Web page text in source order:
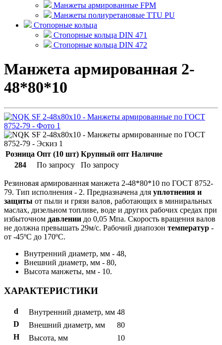
Манжеты армированные FPM
Манжеты полиуретановые TTU PU
Стопорные кольца
Стопорные кольца DIN 471
Стопорные кольца DIN 472
Манжета армированная 2-
48*80*10
Розница Опт (10 шт) Крупный опт Наличие
284
По запросу По запросу
Резиновая армированная манжета 2-48*80*10 по ГОСТ 8752-
79. Тип исполнения - 2. Предназначена для уплотнения и
защиты от пыли и грязи валов, работающих в миниральных
маслах, дизельном топливе, воде и других рабочих средах при
избыточном давлении до 0,05 Мпа. Скорость вращения валов
не должна превышать 29м/с. Рабочий диапозон температур -
от -45ºС до 170ºС.
Внутренний диаметр, мм - 48,
Внешний диаметр, мм - 80,
Высота манжеты, мм - 10.
ХАРАКТЕРИСТИКИ
d Внутренний диаметр, мм 48
D
Внешний диаметр, мм
80
H
Высота, мм
10